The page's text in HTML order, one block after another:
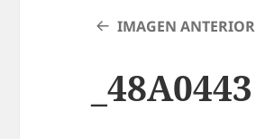
IMAGEN ANTERIOR
_48A0443